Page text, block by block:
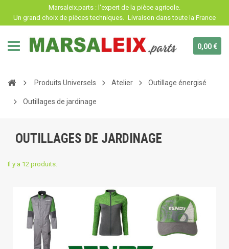
Marsaleix.parts : l'expert de la pièce agricole.
Un grand choix de pièces techniques. Livraison dans toute la France
0,00 €
Produits Universels Atelier Outillage énergisé
Outillages de jardinage
OUTILLAGES DE JARDINAGE
Il y a 12 produits.
Panneau de gestion des cookies